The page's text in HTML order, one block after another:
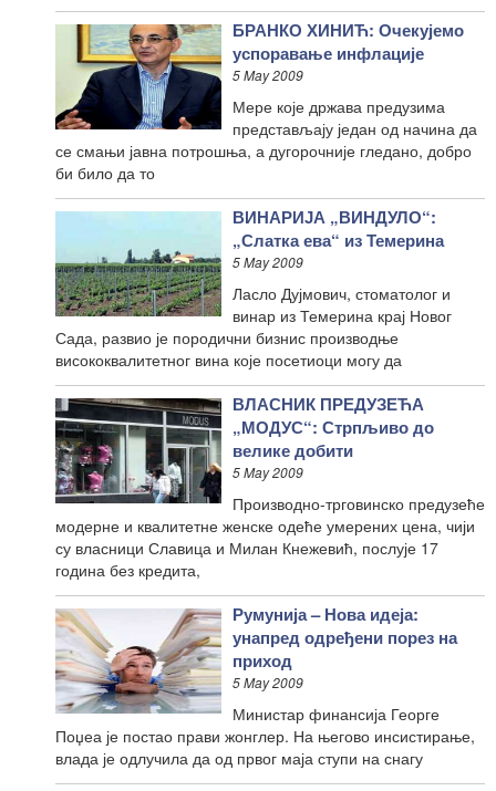
БРАНКО ХИНИЋ: Очекујемо
успоравање инфлације
5 May 2009
Мере које држава предузима
представљају један од начина да
се смањи јавна потрошња, а дугорочније гледано, добро
би било да то
ВИНАРИЈА „ВИНДУЛО“:
„Слатка ева“ из Темерина
5 May 2009
Ласло Дујмович, стоматолог и
винар из Темерина крај Новог
Сада, развио је породични бизнис производње
висококвалитетног вина које посетиоци могу да
ВЛАСНИК ПРЕДУЗЕЋА
„МОДУС“: Стрпљиво до
велике добити
5 May 2009
Производно-трговинско предузеће
модерне и квалитетне женске одеће умерених цена, чији
су власници Славица и Милан Кнежевић, послује 17
година без кредита,
Румунија – Нова идеја:
унапред одређени порез на
приход
5 May 2009
Министар финансија Георге
Поџеа је постао прави жонглер. На његово инсистирање,
влада је одлучила да од првог маја ступи на снагу